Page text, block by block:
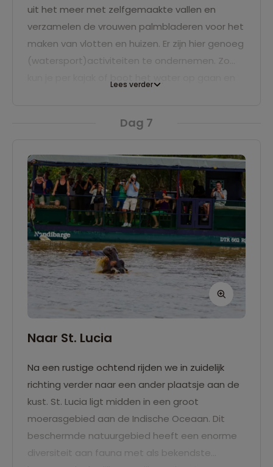
uit het meer met zelfgemaakte vallen en
verzamelen de vrouwen palmbladeren voor het
maken van vlotten en huizen. Er zijn hier genoeg
(watersport)activiteiten te ondernemen. Zo
koraalriffen en tropische vissen die alleen hier
Lees verder
Dag 7
Naar St. Lucia
Na een rustige ochtend rijden we in zuidelijk
richting verder naar een ander plaatsje aan de
kust. St. Lucia ligt midden in een groot
moerasgebied aan de Indische Oceaan. Dit
beschermde natuurgebied heeft een enorme
diversiteit aan fauna met als bekendste